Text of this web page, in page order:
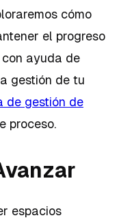
cómo
el progreso
ayuda de
gestión de tu
de gestión de
proceso.
espacios